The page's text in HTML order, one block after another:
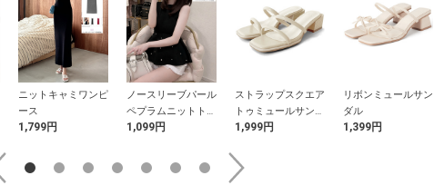
ニットキャミワンピ
ース
1,799円
ノースリーブパール
ペプラムニットトッ
プス
1,099円
ストラップスクエア
トゥミュールサンダ
ル
1,999円
リボンミュールサン
ダル
1,399円